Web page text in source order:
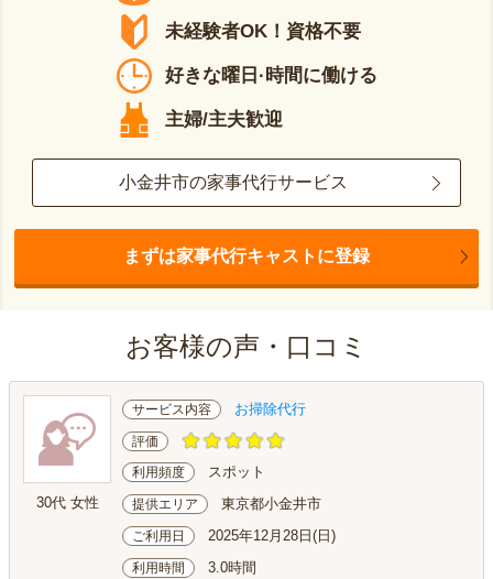
未経験者OK！資格不要
好きな曜日·時間に働ける
主婦/主夫歓迎
小金井市の家事代行サービス
まずは家事代行キャストに登録
お客様の声・口コミ
30代 女性
サービス内容 お掃除代行
評価
利用頻度 スポット
提供エリア 東京都小金井市
ご利用日 2025年12月28日(日)
利用時間 3.0時間